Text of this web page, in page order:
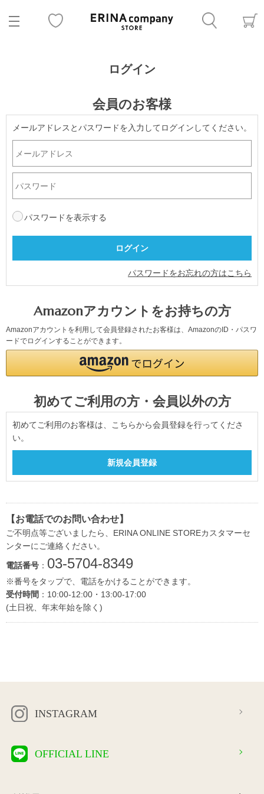
ログイン
会員のお客様
メールアドレスとパスワードを入力してログインしてください。
パスワードを表示する
パスワードをお忘れの方はこちら
Amazonアカウントをお持ちの方
Amazonアカウントを利用して会員登録されたお客様は、AmazonのID・パスワ
ードでログインすることができます。
初めてご利用の方・会員以外の方
初めてご利用のお客様は、こちらから会員登録を行ってくださ
い。
【お電話でのお問い合わせ】
ご不明点等ございましたら、ERINA ONLINE STOREカスタマーセ
ンターにご連絡ください。
電話番号 ： 03-5704-8349
※番号をタップで、電話をかけることができます。
受付時間 ：10:00-12:00・13:00-17:00
(土日祝、年末年始を除く)
INSTAGRAM
OFFICIAL LINE